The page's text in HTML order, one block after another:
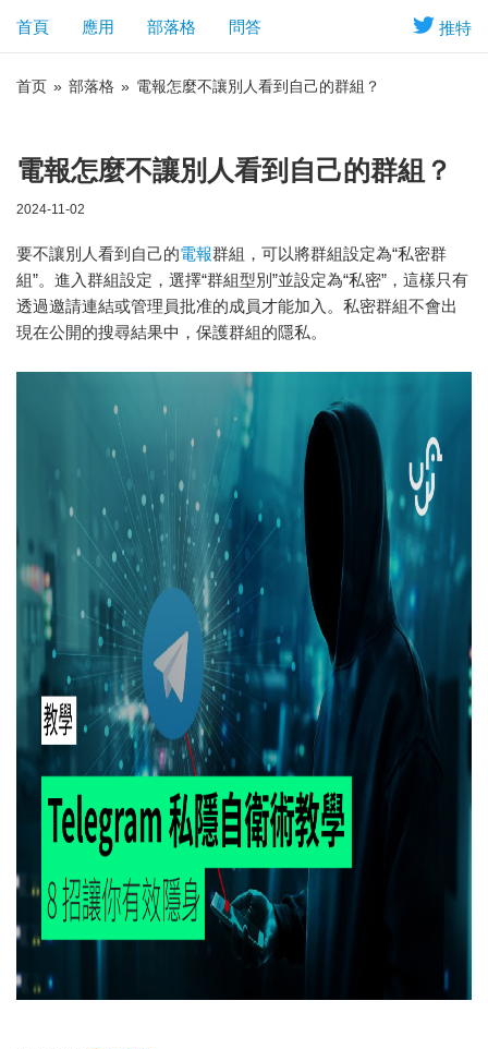
推特
首頁 應用 部落格 問答
首页 » 部落格 » 電報怎麼不讓別人看到自己的群組？
電報怎麼不讓別人看到自己的群組？
2024-11-02
要不讓別人看到自己的電報群組，可以將群組設定為“私密群
組”。進入群組設定，選擇“群組型別”並設定為“私密”，這樣只有
透過邀請連結或管理員批准的成員才能加入。私密群組不會出
現在公開的搜尋結果中，保護群組的隱私。